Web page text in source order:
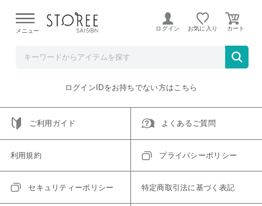
よる配送遅延が発生しております。
メニュー ログイン お気に入り
ご指定のアイテムは取り扱い終了、またはただいま取り扱い
トップへ戻る
ログインIDをお持ちでない方はこちら
ご利用ガイド よくあるご質問
利用規約 プライバシーポリシー
セキュリティーポリシー 特定商取引法に基づく表記